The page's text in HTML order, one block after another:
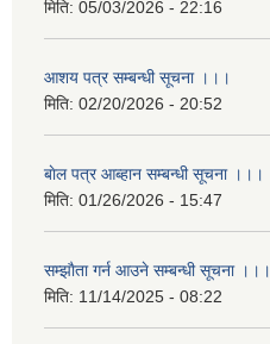
मिति: 05/03/2026 - 22:16
आशय पत्र सम्बन्धी सूचना ।।।
मिति: 02/20/2026 - 20:52
बाेल पत्र आब्हान सम्बन्धी सूचना ।।।
मिति: 01/26/2026 - 15:47
सम्झाैता गर्न आउने सम्बन्धी सूचना ।।।
मिति: 11/14/2025 - 08:22